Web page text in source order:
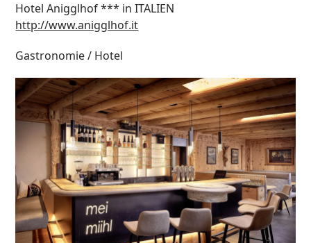
Hotel Anigglhof *** in ITALIEN
http://www.anigglhof.it
Gastronomie / Hotel